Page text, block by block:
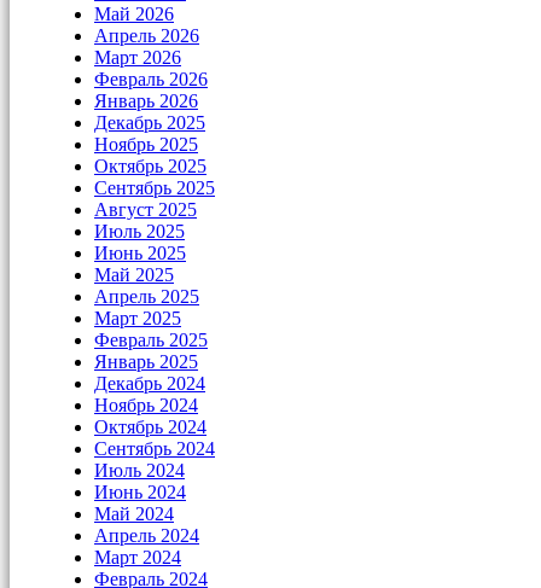
Май 2026
Апрель 2026
Март 2026
Февраль 2026
Январь 2026
Декабрь 2025
Ноябрь 2025
Октябрь 2025
Сентябрь 2025
Август 2025
Июль 2025
Июнь 2025
Май 2025
Апрель 2025
Март 2025
Февраль 2025
Январь 2025
Декабрь 2024
Ноябрь 2024
Октябрь 2024
Сентябрь 2024
Июль 2024
Июнь 2024
Май 2024
Апрель 2024
Март 2024
Февраль 2024